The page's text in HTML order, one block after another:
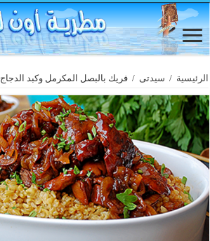
الرئيسية / سيدتى / فريك بالبصل المكرمل وكبد الدجاج